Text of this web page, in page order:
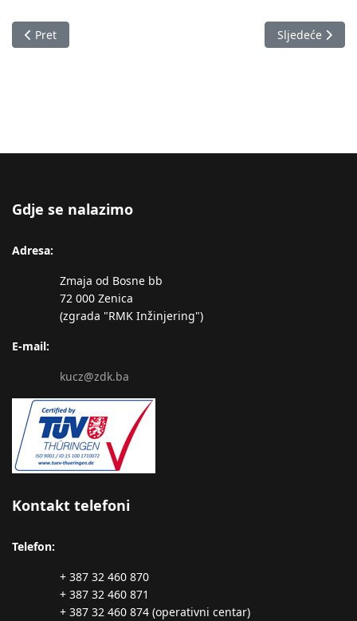
Prethodni članak: Izvještaj o stanju na području Zeničko-
Pret Sljedeći
Sljedeće
Gdje se nalazimo
Adresa:
Zmaja od Bosne bb
72 000 Zenica
(zgrada "RMK Inžinjering")
E-mail:
kucz@zdk.ba
Kontakt telefoni
Telefon:
+ 387 32 460 870
+ 387 32 460 871
+ 387 32 460 874 (operativni centar)